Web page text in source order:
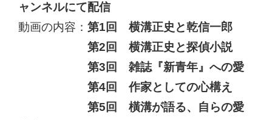
ャンネルにて配信
動画の内容： 第1回 横溝正史と乾信一郎
第2回 横溝正史と探偵小説
第3回 雑誌『新青年』への愛
第4回 作家としての心構え
第5回 橫溝が語る、自らの愛